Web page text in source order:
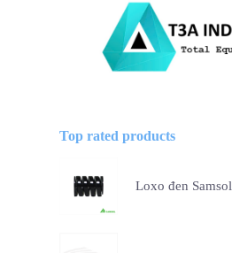
Top rated products
Loxo đen Samsol